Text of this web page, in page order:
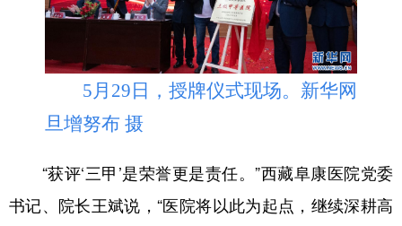
5月29日，授牌仪式现场。新华网
旦增努布 摄
“获评‘三甲’是荣誉更是责任。”西藏阜康医院党委
书记、院长王斌说，“医院将以此为起点，继续深耕高